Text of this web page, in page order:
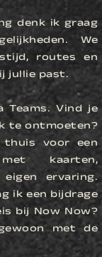
denk ik graag
We
routes en
jullie past.
Teams. Vind je
te ontmoeten?
voor een
kaarten,
ervaring.
ik een bijdrage
bij Now Now?
met de